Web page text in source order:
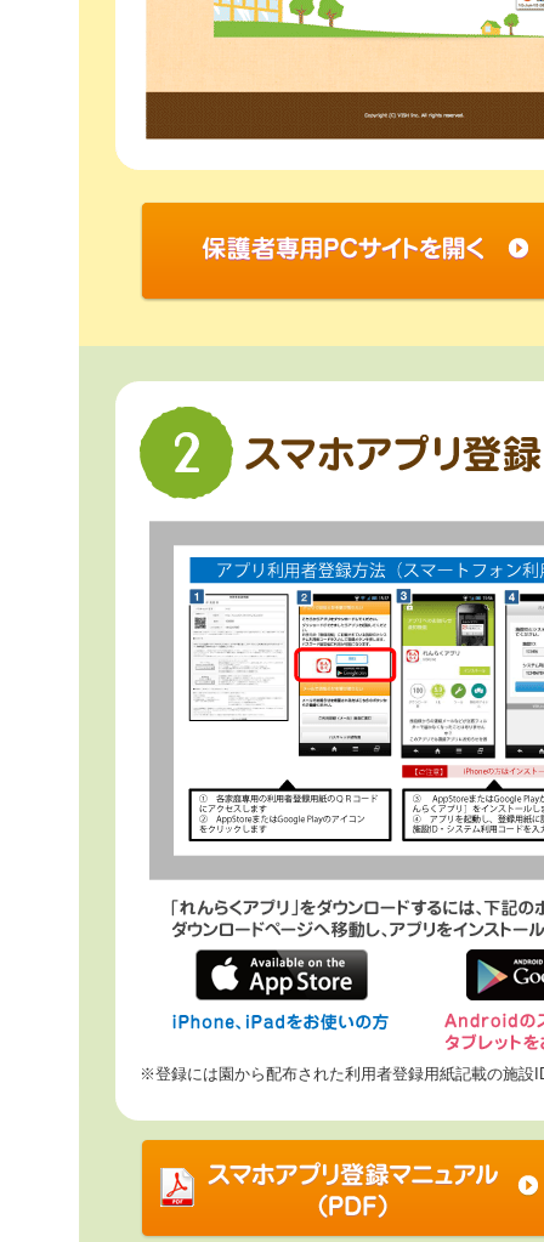
※登録には園から配布された利用者登録用紙記載の施設